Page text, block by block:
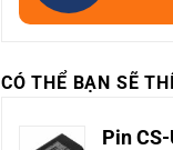
CÓ THỂ BẠN SẼ
Pin